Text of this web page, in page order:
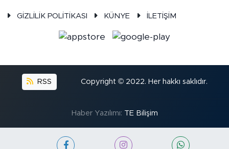
GİZLİLİK POLİTİKASI KÜNYE İLETİŞİM
RSS Copyright © 2022. Her hakkı saklıdır.
Haber Yazılımı: TE Bilişim